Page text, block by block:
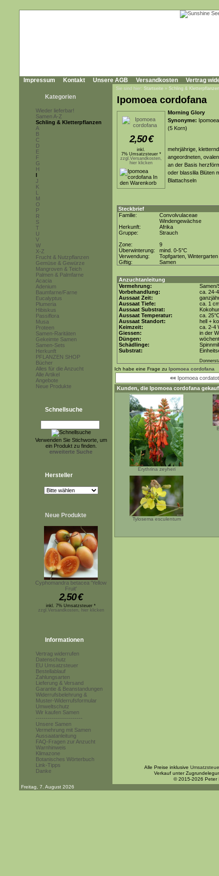
Impressum Kontakt Unsere AGB Versandkosten Vertrag
Kategorien
Wieder lieferbar!
Samen A-Z
Schling & Kletterpflanzen
A
B
C
D
E
F
G
H
I
J
K
L
M
O
P
R
S
T
U
V
W
X-Z
Frucht & Nutzpflanzen
Gemüse & Gewürze
Mangroven & Teich
Palmen & Palmfarne
Acacia
Adenium
Baumfarne/Farne
Eucalyptus
Plumeria
Hibiskus
Passiflora
Musa
Proteen
Samen-Raritäten
Gekeimte Samen
Samen-Sets
Herkunft
PFLANZEN SHOP
Bücher
Alles für die Anzucht
Alle Artikel
Angebote
Neue Produkte
Schnellsuche
Verwenden Sie Stichworte, um
ein Produkt zu finden.
erweiterte Suche
Hersteller
Neue Produkte
Cyphomandra betacea 'Yellow
Fruit'
2,50€
inkl. 7% Umsatzsteuer *
zzgl.Versandkosten, hier klicken
Informationen
Vertrag widerrufen
Datenschutz
EU Umsatzsteuer
Bestellablauf
Zahlungsarten
Lieferung & Versand
Garantie & Beanstandungen
Widerrufsbelehrung &
Muster-Widerrufsformular
Umweltschutz
Wir kaufen Samen
------------------------
Unsere Samen
Vermehrung mit Samen
Aussaatanleitung
FAQ-Fragen zur Anzucht
Warnhinweis
Klimazone
Botanisches Wörterbuch
Link-Tipps
Danke
Sie sind hier: Startseite » Schling & Kletterpflanzen
Ipomoea cordofana
2,50€
inkl.
7% Umsatzsteuer *
zzgl.Versandkosten,
hier klicken
Morning Glory
Synonyme:
(5 Korn)
mehrjährige,
angeordneten,
an der Basis
oder blasslila Blüten
Blattachseln
Steckbrief
Familie:
Convolvulaceae
Windengewächse
Herkunft:
Afrika
Gruppe:
Strauch
Zone:
9
Überwinterung:
mind. 0-5°C
Verwendung:
Topfgarten, Wintergarten
Giftig:
Samen
Anzuchtanleitung
Vermehrung:
Samen/
Vorbehandlung:
ca. 24-
Aussaat Zeit:
Aussaat Tiefe:
ca. 1
Aussaat Substrat:
Aussaat Temperatur:
ca.
Aussaat Standort:
hell +
Keimzeit:
ca. 2-4
Giessen:
in der
Düngen:
Schädlinge:
Substrat:
Ich habe eine Frage zu Ipomoea cordofana
«« Ipomoea
Kunden, die Ipomoea cordofana
Erythrina zeyheri
Tylosema esculentum
Alle Preise inklusive
Verkauf unter
© 2015-2026 Peter
Freitag, 7. August 2026